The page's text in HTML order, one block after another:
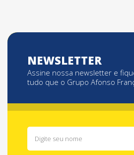
NEWSLETTER
Assine nossa newsletter e
tudo que o Grupo Afonso